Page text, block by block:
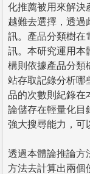
化推薦被用來解決
越難去選擇，透過
訊。產品分類樹在
訊。本研究運用本
構則依據產品分類
站存取記錄分析哪
品的次數則紀錄在
論儲存在輕量化目
強大搜尋能力，可
透過本體論推論方
方法去計算出兩個